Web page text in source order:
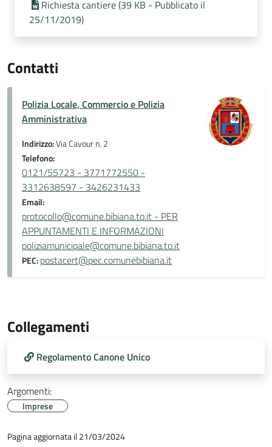
Richiesta cantiere (39 KB - Pubblicato il
25/11/2019)
Contatti
Polizia Locale, Commercio e Polizia
Amministrativa
Indirizzo:Via Cavour n. 2
Telefono:
0121/55723 - 3771772550 -
3312638597 - 3426231433
Email:
protocollo@comune.bibiana.to.it - PER
APPUNTAMENTI E INFORMAZIONI
poliziamunicipale@comune.bibiana.to.it
PEC:postacert@pec.comunebibiana.it
Collegamenti
Regolamento Canone Unico
Argomenti:
Imprese
Pagina aggiornata il 21/03/2024